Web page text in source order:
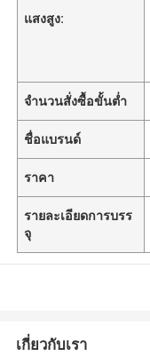
แสงสูง:
จำนวนสั่งซื้อขั้นต่ำ
ชื่อแบรนด์
ราคา
รายละเอียดการบรร
จุ
เกี่ยวกับเรา